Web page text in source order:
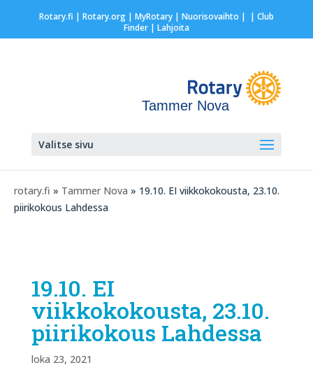
Rotary.fi | Rotary.org| MyRotary | Nuorisovaihto | | Club
Finder| Lahjoita
Tammer Nova
Valitse sivu
rotary.fi » Tammer Nova » 19.10. EI viikkokokousta, 23.10.
piirikokous Lahdessa
19.10. EI
viikkokokousta, 23.10.
piirikokous Lahdessa
loka 23, 2021